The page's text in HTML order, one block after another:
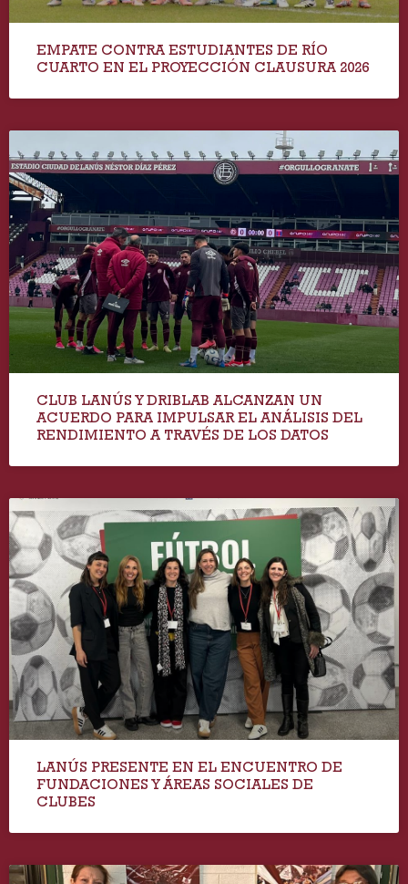
EMPATE CONTRA ESTUDIANTES DE RÍO
CUARTO EN EL PROYECCIÓN CLAUSURA 2026
CLUB LANÚS Y DRIBLAB ALCANZAN UN
ACUERDO PARA IMPULSAR EL ANÁLISIS DEL
RENDIMIENTO A TRAVÉS DE LOS DATOS
LANÚS PRESENTE EN EL ENCUENTRO DE
FUNDACIONES Y ÁREAS SOCIALES DE
CLUBES